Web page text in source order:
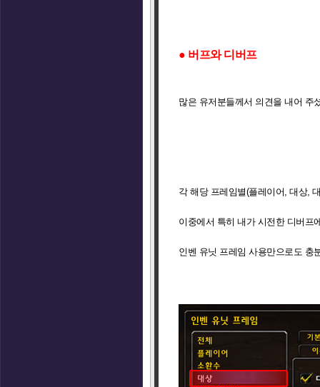
● 버프와 디버프
많은 유저분들께서 의견을 내어 주
각 해당 프레임별(플레이어, 대상,
이중에서 특히 내가 시전한 디버프
인벤 유닛 프레임 사용만으로도 충